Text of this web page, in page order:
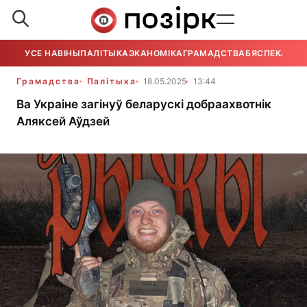
УСЕ НАВІНЫПАЛІТЫКАЭКАНОМІКАГРАМАДСТВАБЯСПЕКА
Грамадства Палітыка 18.05.2025 13:44
Ва Украіне загінуў беларускі добраахвотнік
Аляксей Аўдзей